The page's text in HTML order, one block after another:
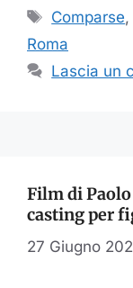
Tag
Comparse,
Roma
Lascia un
Film di
casting per
27 Giugno